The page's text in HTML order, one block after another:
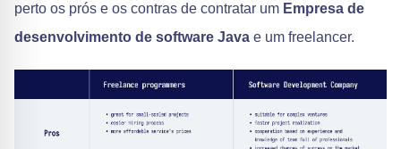
perto os prós e os contras de contratar um Empresa de
desenvolvimento de software Java e um freelancer.